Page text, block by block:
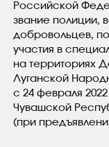
Российской
звание полиции,
добровольцев,
участия в
на территориях
Луганской
с 24 февраля
Чувашской
(при